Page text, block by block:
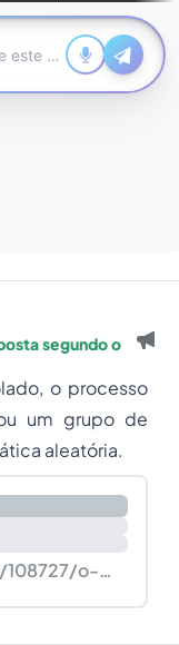
segundo o
o processo
um grupo de
aleatória.
o-
no-